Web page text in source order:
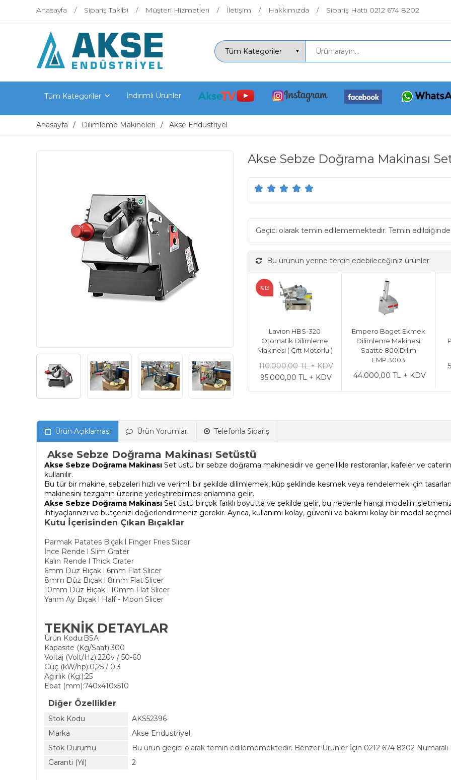
Anasayfa Sipariş Takibi Müşteri Hizmetleri İletişim Hakkımızda Sipariş Hattı 0212 674 8202
Tüm Kategoriler İndirimli Ürünler
Anasayfa Dilimleme Makineleri Akse Endustriyel
Akse Sebze Doğrama Makinası
Geçici olarak temin edilememektedir. Temin edildiğinde
Bu ürünün yerine tercih edebileceğiniz ürünler
Lavion HBS-320
Otomatik Dilimleme
Makinesi ( Çift Motorlu )
110.000,00 TL + KDV
95.000,00 TL + KDV
%13
Empero Baget Ekmek
Dilimleme Makinesi
Saatte 800 Dilim
EMP.3003
44.000,00 TL + KDV
Ürün Açıklaması Ürün Yorumları Telefonla Sipariş
Akse Sebze Doğrama Makinası Setüstü
Akse Sebze Doğrama Makinası Set üstü bir sebze doğrama makinesidir ve genellikle restoranlar, kafeler ve
kullanılır.
Bu tür bir makine, sebzeleri hızlı ve verimli bir şekilde dilimlemek, küp şeklinde kesmek veya rendelemek için
makinesini tezgahın üzerine yerleştirebilmesi anlamına gelir.
Akse Sebze Doğrama Makinası Set üstü birçok farklı boyutta ve şekilde gelir, bu nedenle hangi modelin
ihtiyaçlarınızı ve bütçenizi değerlendirmeniz gerekir. Ayrıca, kullanımı kolay, güvenli ve bakımı kolay bir model
Kutu İçerisinden Çıkan Bıçaklar
Parmak Patates Bıçak l Finger Fries Slicer
İnce Rende l Slim Grater
Kalın Rende l Thick Grater
6mm Düz Bıçak l 6mm Flat Slicer
8mm Düz Bıçak l 8mm Flat Slicer
10mm Düz Bıçak l 10mm Flat Slicer
Yarım Ay Bıçak l Half - Moon Slicer
TEKNİK DETAYLAR
Ürün Kodu:BSA
Kapasite (Kg/Saat):300
Voltaj (Volt/Hz):220v / 50-60
Güç (kW/hp):0,25 / 0,3
Ağırlık (Kg.):25
Ebat (mm):740x410x510
Diğer Özellikler
Stok Kodu
AKS52396
Marka
Akse Endustriyel
Stok Durumu
Bu ürün geçici olarak temin edilememektedir. Benzer Ürünler İçin 0212 674 8202 Numaralı
Garanti (Yıl)
2